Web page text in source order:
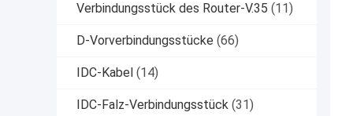
Verbindungsstück des Router-V.35 (11)
D-Vorverbindungsstücke (66)
IDC-Kabel (14)
IDC-Falz-Verbindungsstück (31)